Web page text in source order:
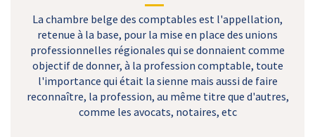
La chambre belge des comptables est l'appellation,
retenue à la base, pour la mise en place des unions
professionnelles régionales qui se donnaient comme
objectif de donner, à la profession comptable, toute
l'importance qui était la sienne mais aussi de faire
reconnaître, la profession, au même titre que d'autres,
comme les avocats, notaires, etc